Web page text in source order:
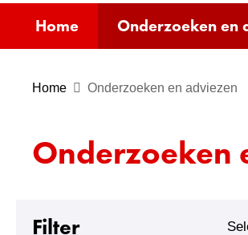
Home Onderzoeken en
a
t
r
Home Onderzoeken en adviezen
Onderzoeken
Filter